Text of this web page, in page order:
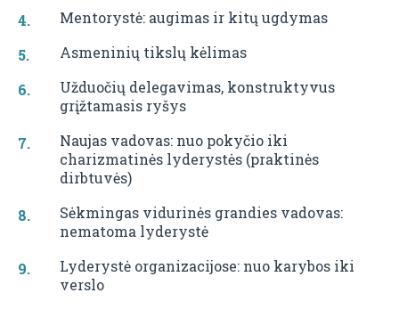
Mentorystė: augimas ir kitų ugdymas
Asmeninių tikslų kėlimas
Užduočių delegavimas, konstruktyvus
grįžtamasis ryšys
Naujas vadovas: nuo pokyčio iki
charizmatinės lyderystės (praktinės
dirbtuvės)
Sėkmingas vidurinės grandies vadovas:
nematoma lyderystė
Lyderystė organizacijose: nuo karybos iki
verslo